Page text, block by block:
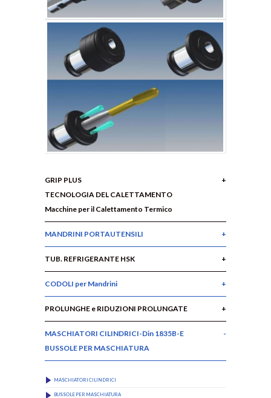
GRIP PLUS
TECNOLOGIA DEL CALETTAMENTO
Macchine per il Calettamento Termico
MANDRINI PORTAUTENSILI
TUB. REFRIGERANTE HSK
CODOLI per Mandrini
PROLUNGHE e RIDUZIONI PROLUNGATE
MASCHIATORI CILINDRICI-Din 1835B-E
BUSSOLE PER MASCHIATURA
MASCHIATORI CILINDRICI
BUSSOLE PER MASCHIATURA